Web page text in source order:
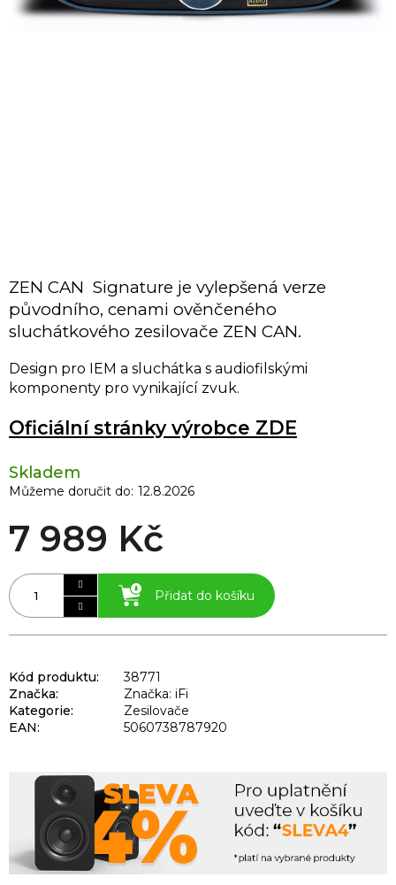
Skladem
Můžeme doručit do: 12.8.2026
7 989 Kč
Přidat do košíku
ZEN CAN Signature je vylepšená verze
původního, cenami ověnčeného
sluchátkového zesilovače ZEN CAN.
Design pro IEM a sluchátka s audiofilskými
komponenty pro vynikající zvuk.
Oficiální stránky výrobce ZDE
Kód produktu:
38771
Značka:
Značka: iFi
Kategorie:
Zesilovače
EAN: 5060738787920